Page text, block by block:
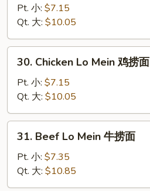
Pork
Lo
Mein
叉
Pt. 小: $7.15
Qt. 大: $10.05
Chicken
Mein
鸡
捞
30. Chicken Lo Mein 鸡捞面
Pt. 小: $7.15
Qt. 大: $10.05
Beef
Mein
牛
31. Beef Lo Mein 牛捞面
Pt. 小: $7.35
Qt. 大: $10.85